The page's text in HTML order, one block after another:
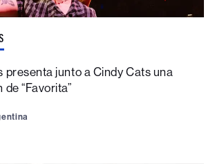
presenta junto a Cindy Cats una
“Favorita”